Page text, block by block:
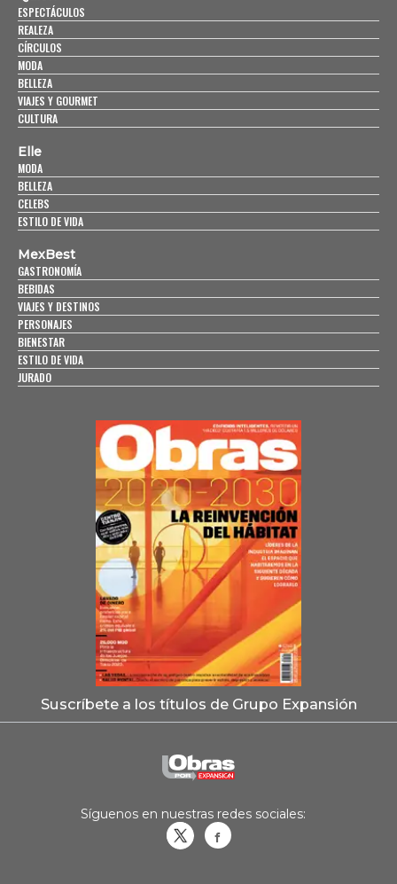
ESPECTÁCULOS
REALEZA
CÍRCULOS
MODA
BELLEZA
VIAJES Y GOURMET
CULTURA
Elle
MODA
BELLEZA
CELEBS
ESTILO DE VIDA
MexBest
GASTRONOMÍA
BEBIDAS
VIAJES Y DESTINOS
PERSONAJES
BIENESTAR
ESTILO DE VIDA
JURADO
Suscríbete a los títulos de Grupo Expansión
Síguenos en nuestras redes sociales: